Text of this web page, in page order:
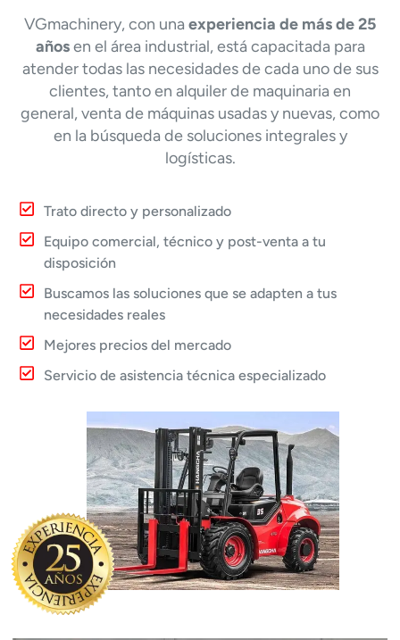
VGmachinery, con una experiencia de más de 25
añosen el área industrial, está capacitada para
atender todas las necesidades de cada uno de sus
clientes, tanto en alquiler de maquinaria en
general, venta de máquinas usadas y nuevas, como
en la búsqueda de soluciones integrales y
logísticas.
Trato directo y personalizado
Equipo comercial, técnico y post-venta a tu
disposición
Buscamos las soluciones que se adapten a tus
necesidades reales
Mejores precios del mercado
Servicio de asistencia técnica especializado